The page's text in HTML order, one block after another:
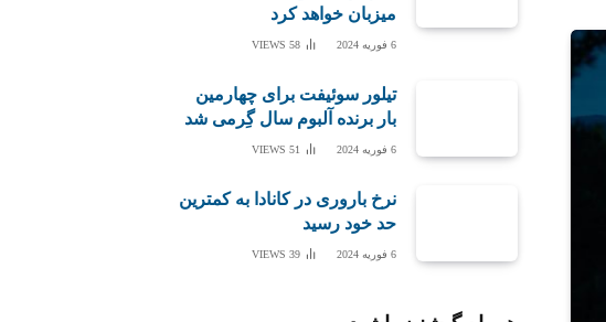
میزبان خواهد کرد
6 فوریه 2024 58
VIEWS
تیلور سوئیفت برای چهارمین
بار برنده آلبوم سال گِرمی شد
6 فوریه 2024 51
VIEWS
نرخ باروری در کانادا به کمترین
حد خود رسید
6 فوریه 2024 39
VIEWS